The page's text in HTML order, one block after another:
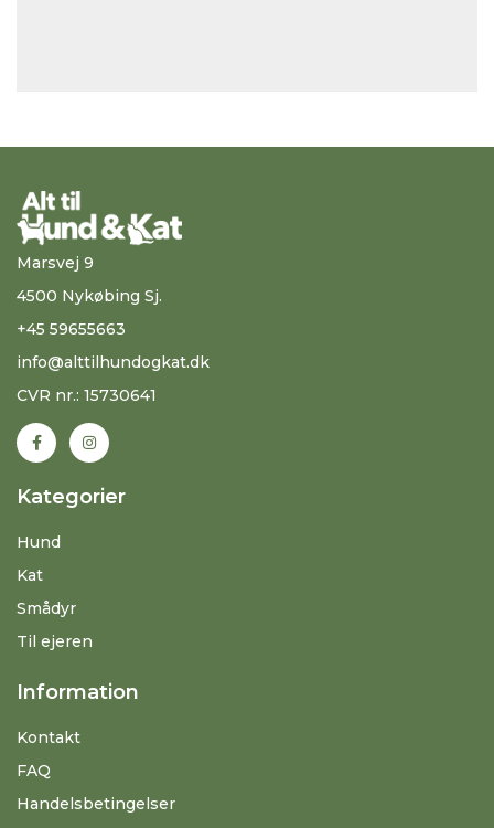
Marsvej 9
4500 Nykøbing Sj.
+45 59655663
info@alttilhundogkat.dk
CVR nr.: 15730641
Kategorier
Hund
Kat
Smådyr
Til ejeren
Information
Kontakt
FAQ
Handelsbetingelser